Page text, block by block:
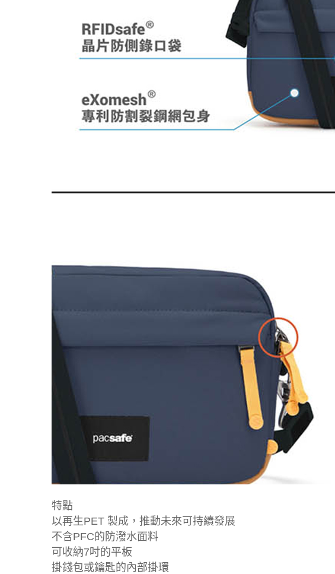
特點
以再生PET 製成，推動未來可持續發展
不含PFC的防潑水面料
可收納7吋的平板
掛錢包或鑰匙的內部掛環